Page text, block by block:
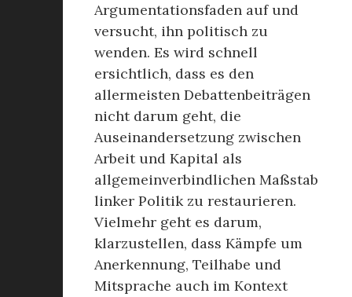
Argumentationsfaden auf und
versucht, ihn politisch zu
wenden. Es wird schnell
ersichtlich, dass es den
allermeisten Debattenbeiträgen
nicht darum geht, die
Auseinandersetzung zwischen
Arbeit und Kapital als
allgemeinverbindlichen Maßstab
linker Politik zu restaurieren.
Vielmehr geht es darum,
klarzustellen, dass Kämpfe um
Anerkennung, Teilhabe und
Mitsprache auch im Kontext